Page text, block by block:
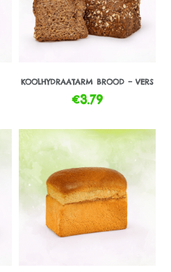
KOOLHYDRAATARM BROOD – VERS
€3.79